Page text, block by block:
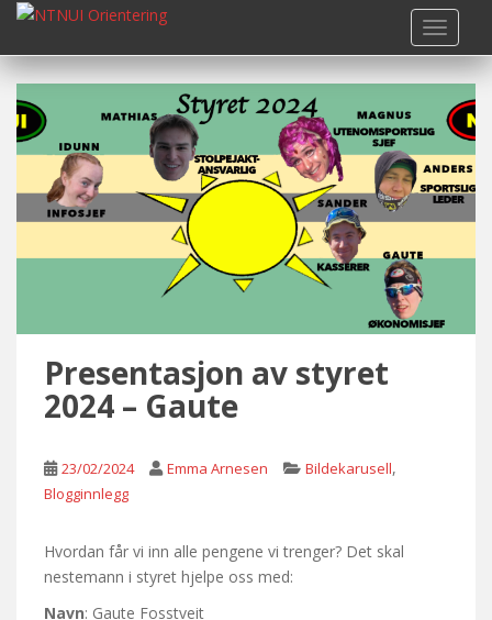
i
Presentasjon av styret
2024 – Gaute
23/02/2024 Emma Arnesen Bildekarusell,
Blogginnlegg
Hvordan får vi inn alle pengene vi trenger? Det skal
nestemann i styret hjelpe oss med:
Navn: Gaute Fosstveit